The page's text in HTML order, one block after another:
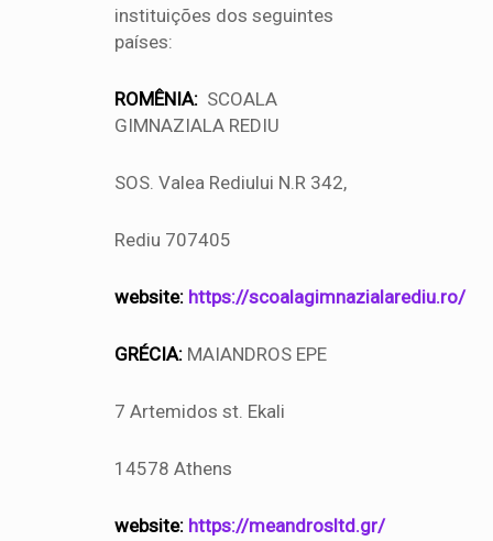
instituições dos seguintes
países:
ROMÊNIA: SCOALA
GIMNAZIALA REDIU
SOS. Valea Rediului N.R 342,
Rediu 707405
website: https://scoalagimnazialarediu.ro/
GRÉCIA: MAIANDROS EPE
7 Artemidos st. Ekali
14578 Athens
website: https://meandrosltd.gr/